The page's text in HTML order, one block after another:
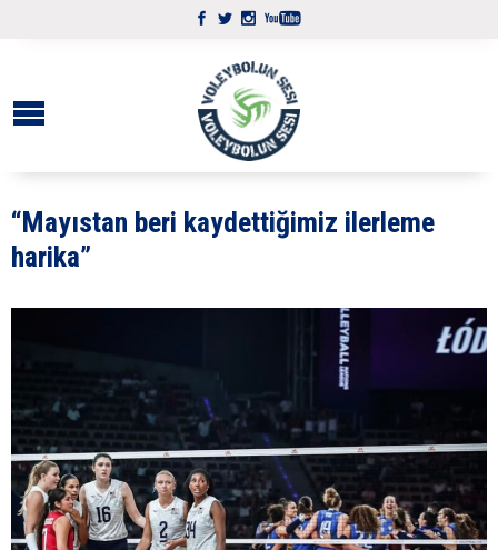
“Mayıstan beri kaydettiğimiz ilerleme
harika”